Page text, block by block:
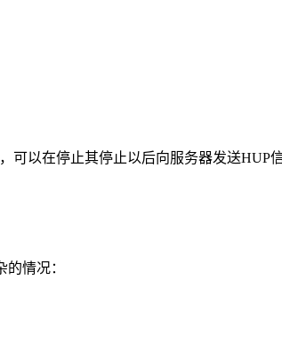
在停止其停止以后向服务器发送HUP
情况：